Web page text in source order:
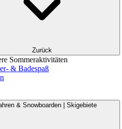
Zurück
Sommeraktivitäten
& Badespaß
& Snowboarden | Skigebiete